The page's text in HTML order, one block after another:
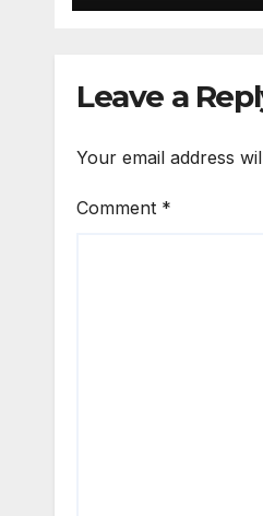
Leave a
Your email address
Comment *